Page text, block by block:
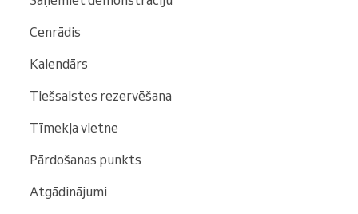
Cenrādis
Kalendārs
Tiešsaistes rezervēšana
Tīmekļa vietne
Pārdošanas punkts
Atgādinājumi